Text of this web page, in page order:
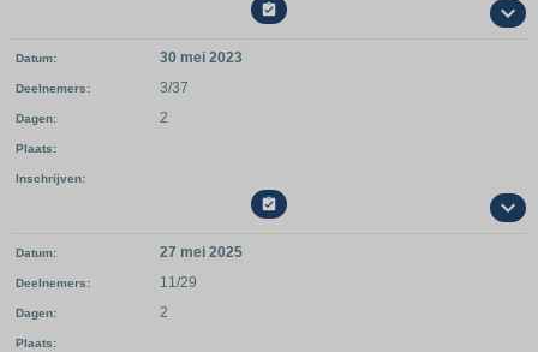

Datum 30 mei 2023
Deelnemers 3/37
Dagen 2
Plaats
Inschrijven

Datum 27 mei 2025
Deelnemers 11/29
Dagen 2
Plaats